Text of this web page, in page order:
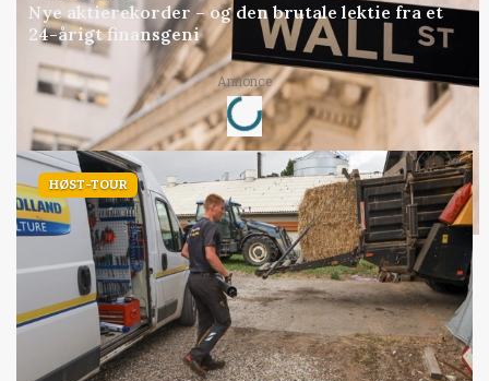
Nye aktierekorder – og den brutale lektie fra et
24-årigt finansgeni
Annonce
Loading...
HØST-TOUR